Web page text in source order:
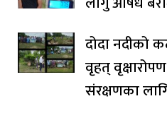
दोदा नदीको
वृहत्
संरक्षणका